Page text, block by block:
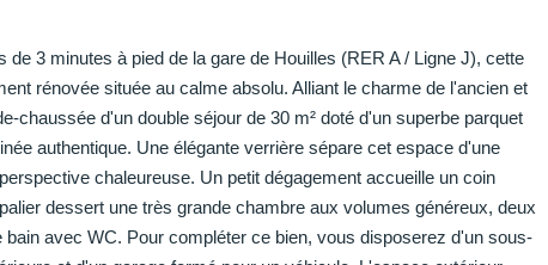
3 minutes à pied de la gare de Houilles (RER A / Ligne J), cette
rénovée située au calme absolu. Alliant le charme de l'ancien et
chaussée d'un double séjour de 30 m² doté d'un superbe parquet
authentique. Une élégante verrière sépare cet espace d'une
chaleureuse. Un petit dégagement accueille un coin
dessert une très grande chambre aux volumes généreux, deux
avec WC. Pour compléter ce bien, vous disposerez d'un sous-